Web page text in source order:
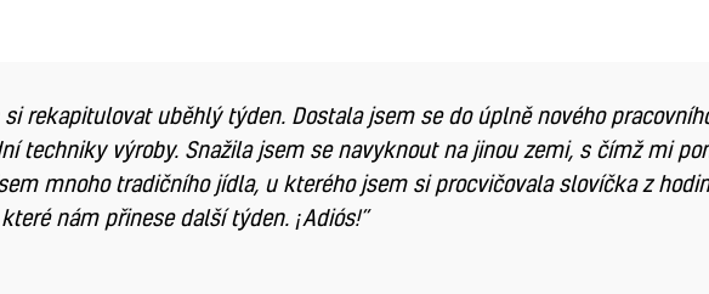
rekapitulovat uběhlý týden. Dostala jsem se do úplně nového
techniky výroby. Snažila jsem se navyknout na jinou zemi, s čímž mi
mnoho tradičního jídla, u kterého jsem si procvičovala slovíčka z
nám přinese další týden. ¡Adiós!”